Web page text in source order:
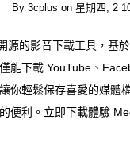
By 3cplus on 星期四, 2
源的影音下載工具，基
能下載 YouTube、
你輕鬆保存喜愛的媒體
便利。立即下載體驗